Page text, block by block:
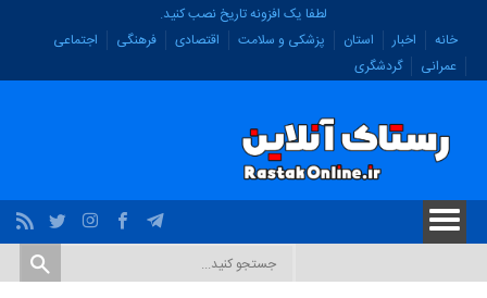
لطفا یک افزونه تاریخ نصب کنید.
خانه
اخبار استان پزشکی و سلامت اقتصادی فرهنگی
اجتماعی
عمرانی
گردشگری